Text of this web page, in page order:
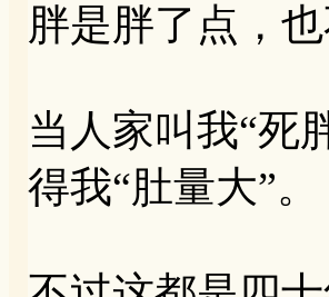
胖是胖了点，
当人家叫我“死
得我“肚量大”。